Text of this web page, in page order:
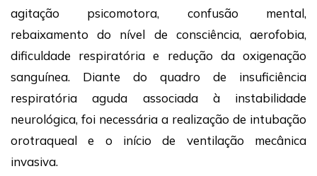
agitação psicomotora, confusão mental,
rebaixamento do nível de consciência, aerofobia,
dificuldade respiratória e redução da oxigenação
sanguínea. Diante do quadro de insuficiência
respiratória aguda associada à instabilidade
neurológica, foi necessária a realização de intubação
orotraqueal e o início de ventilação mecânica
invasiva.